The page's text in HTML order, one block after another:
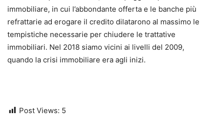
immobiliare, in cui l’abbondante offerta e le banche più
refrattarie ad erogare il credito dilatarono al massimo le
tempistiche necessarie per chiudere le trattative
immobiliari. Nel 2018 siamo vicini ai livelli del 2009,
quando la crisi immobiliare era agli inizi.
Post Views: 5